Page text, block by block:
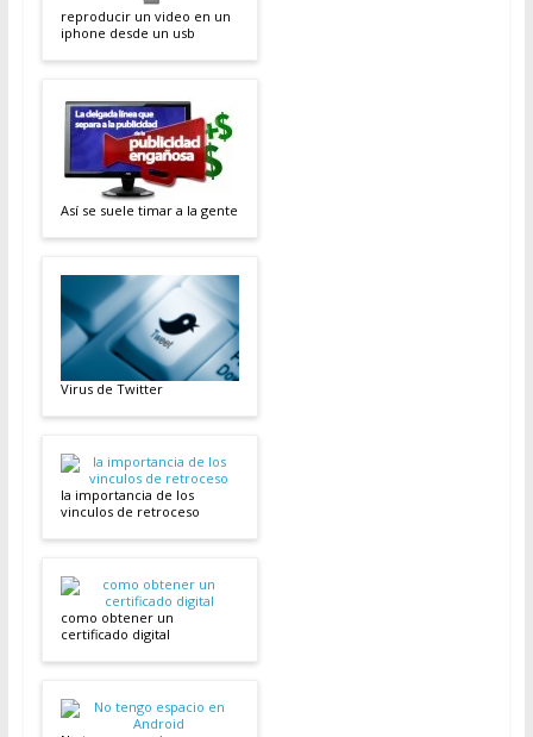
reproducir un video en un
iphone desde un usb
Así se suele timar a la gente
Virus de Twitter
la importancia de los
vinculos de retroceso
como obtener un
certificado digital